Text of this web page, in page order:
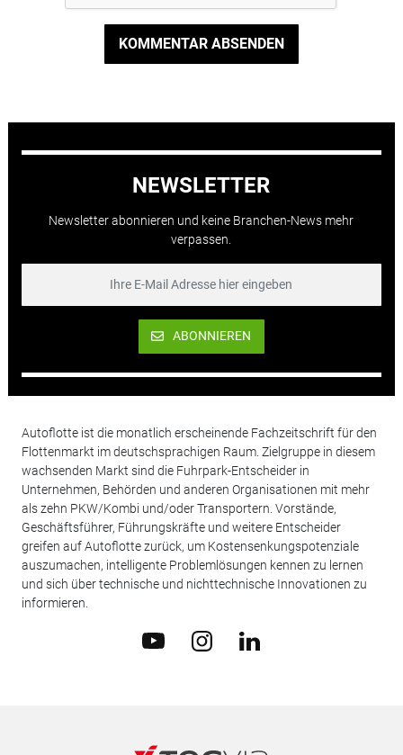
KOMMENTAR ABSENDEN
NEWSLETTER
Newsletter abonnieren und keine Branchen-News mehr
verpassen.
ABONNIEREN
Autoflotte ist die monatlich erscheinende Fachzeitschrift für den
Flottenmarkt im deutschsprachigen Raum. Zielgruppe in diesem
wachsenden Markt sind die Fuhrpark-Entscheider in
Unternehmen, Behörden und anderen Organisationen mit mehr
als zehn PKW/Kombi und/oder Transportern. Vorstände,
Geschäftsführer, Führungskräfte und weitere Entscheider
greifen auf Autoflotte zurück, um Kostensenkungspotenziale
auszumachen, intelligente Problemlösungen kennen zu lernen
und sich über technische und nichttechnische Innovationen zu
informieren.